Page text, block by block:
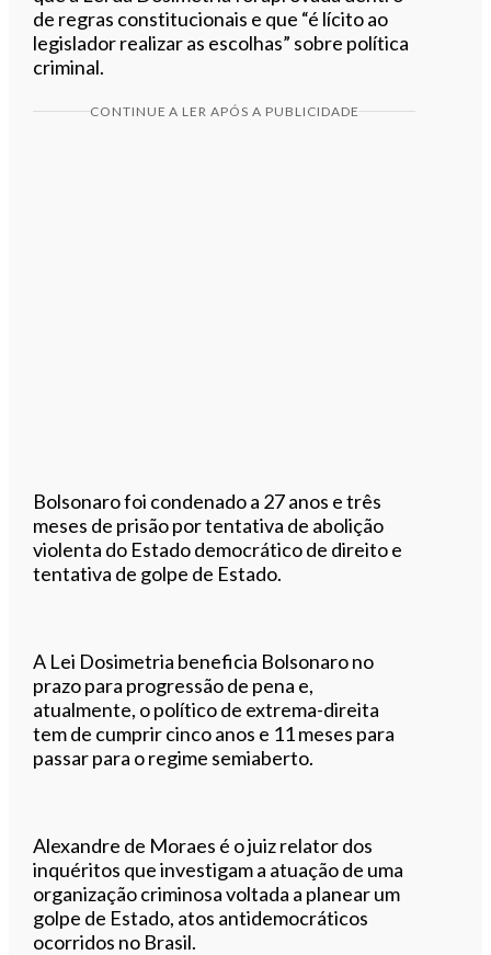
de regras constitucionais e que “é lícito ao
legislador realizar as escolhas” sobre política
criminal.
CONTINUE A LER APÓS A PUBLICIDADE
Bolsonaro foi condenado a 27 anos e três
meses de prisão por tentativa de abolição
violenta do Estado democrático de direito e
tentativa de golpe de Estado.
A Lei Dosimetria beneficia Bolsonaro no
prazo para progressão de pena e,
atualmente, o político de extrema-direita
tem de cumprir cinco anos e 11 meses para
passar para o regime semiaberto.
Alexandre de Moraes é o juiz relator dos
inquéritos que investigam a atuação de uma
organização criminosa voltada a planear um
golpe de Estado, atos antidemocráticos
ocorridos no Brasil.